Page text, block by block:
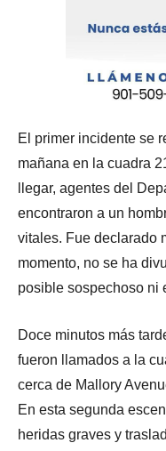
El primer incidente se
mañana en la cuadra
llegar, agentes del
encontraron a un
vitales. Fue declarado
momento, no se ha
posible sospechoso ni
Doce minutos más
fueron llamados a la
cerca de Mallory
En esta segunda
heridas graves y